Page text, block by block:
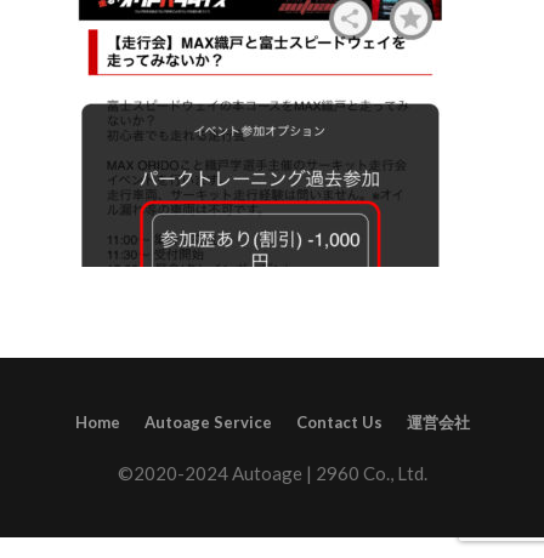
Home Autoage Service Contact Us 運営会社
©2020-2024 Autoage | 2960 Co., Ltd.